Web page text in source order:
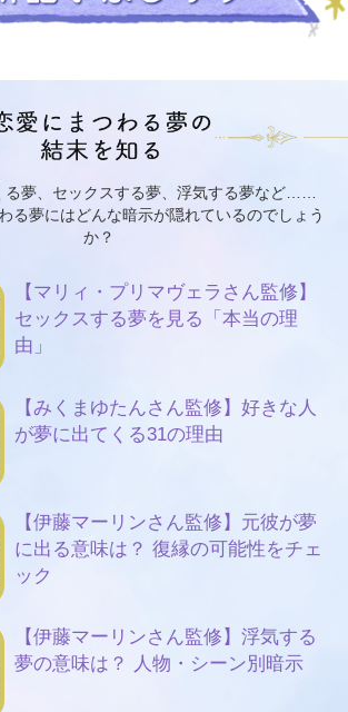
る夢、セックスする夢、浮気する夢など……
る夢にはどんな暗示が隠れているのでしょう
か？
【マリィ・プリマヴェラさん監修】
セックスする夢を見る「本当の理
由」
【みくまゆたんさん監修】好きな人
が夢に出てくる31の理由
【伊藤マーリンさん監修】元彼が夢
に出る意味は？ 復縁の可能性をチェ
ック
【伊藤マーリンさん監修】浮気する
夢の意味は？ 人物・シーン別暗示